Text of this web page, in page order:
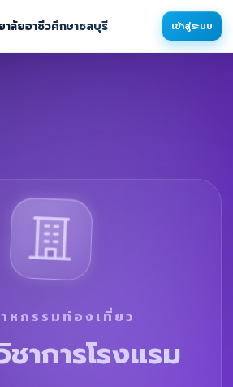
าลัยอาชีวศึกษาชลบุรี เข้าสู่ระบบ
หกรรมท่องเที่ยว
าการโรงแรม